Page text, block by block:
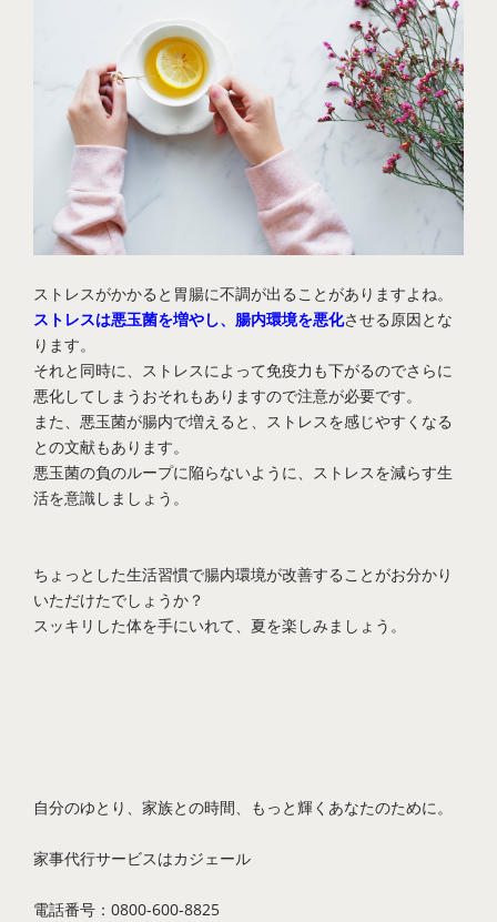
ストレスがかかると胃腸に不調が出ることがありますよね。
ストレスは悪玉菌を増やし、腸内環境を悪化させる原因とな
ります。
それと同時に、ストレスによって免疫力も下がるのでさらに
悪化してしまうおそれもありますので注意が必要です。
また、悪玉菌が腸内で増えると、ストレスを感じやすくなる
との文献もあります。
悪玉菌の負のループに陥らないように、ストレスを減らす生
活を意識しましょう。
ちょっとした生活習慣で腸内環境が改善することがお分かり
いただけたでしょうか？
スッキリした体を手にいれて、夏を楽しみましょう。
自分のゆとり、家族との時間、もっと輝くあなたのために。
家事代行サービスはカジェール
電話番号：0800-600-8825